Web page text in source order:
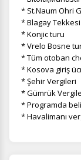
* St.Naum Ohri
* Blagay
* Konjic turu
* Vrelo Bosne
* Tüm otoban
* Kosova giriş
* Şehir Vergileri
* Gümrük
* Programda
* Havalimanı